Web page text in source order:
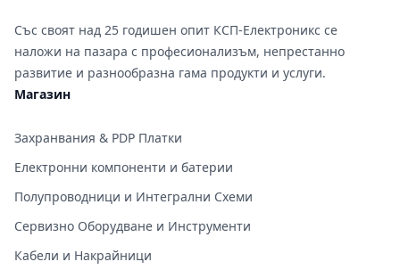
Със своят над 25 годишен опит КСП-Електроникс се
наложи на пазара с професионализъм, непрестанно
развитие и разнообразна гама продукти и услуги.
Магазин
Захранвания & PDP Платки
Електронни компоненти и батерии
Полупроводници и Интегрални Схеми
Сервизно Оборудване и Инструменти
Кабели и Накрайници